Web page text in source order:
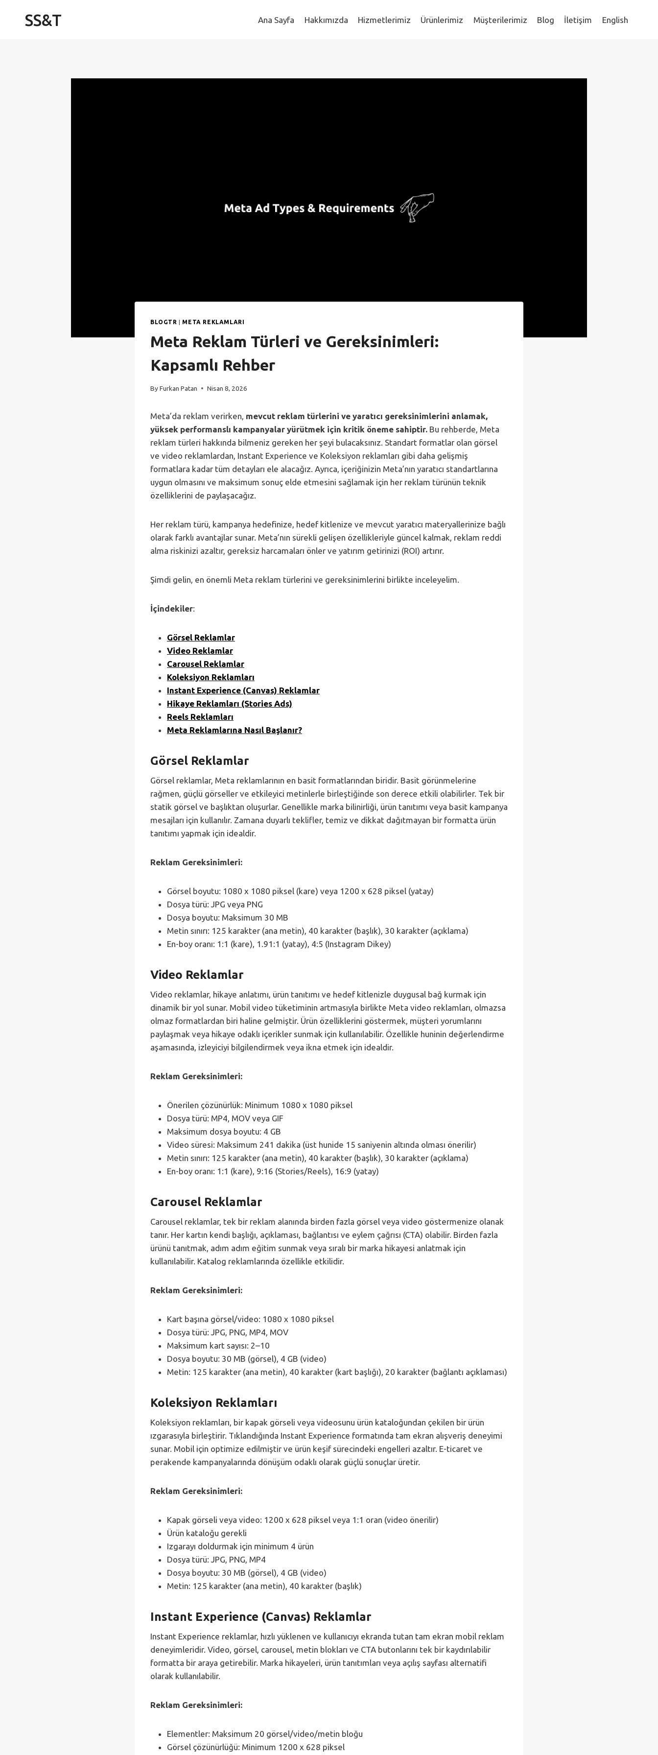
SS&T Ana Sayfa Hakkımızda Hizmetlerimiz Ürünlerimiz Müşterilerimiz Blog İletişim English
BLOGTR META REKLAMLARI
Meta Reklam Türleri ve Gereksinimleri:
Kapsamlı Rehber
ByFurkan Patan Nisan 8, 2026
Meta’da reklam verirken, mevcut reklam türlerini ve yaratıcı gereksinimlerini anlamak,
yüksek performanslı kampanyalar yürütmek için kritik öneme sahiptir. Bu rehberde, Meta
reklam türleri hakkında bilmeniz gereken her şeyi bulacaksınız. Standart formatlar olan görsel
ve video reklamlardan, Instant Experience ve Koleksiyon reklamları gibi daha gelişmiş
formatlara kadar tüm detayları ele alacağız. Ayrıca, içeriğinizin Meta’nın yaratıcı standartlarına
uygun olmasını ve maksimum sonuç elde etmesini sağlamak için her reklam türünün teknik
özelliklerini de paylaşacağız.
Her reklam türü, kampanya hedefinize, hedef kitlenize ve mevcut yaratıcı materyallerinize bağlı
olarak farklı avantajlar sunar. Meta’nın sürekli gelişen özellikleriyle güncel kalmak, reklam reddi
alma riskinizi azaltır, gereksiz harcamaları önler ve yatırım getirinizi (ROI) artırır.
Şimdi gelin, en önemli Meta reklam türlerini ve gereksinimlerini birlikte inceleyelim.
İçindekiler:
Görsel Reklamlar
Video Reklamlar
Carousel Reklamlar
Koleksiyon Reklamları
Instant Experience (Canvas) Reklamlar
Hikaye Reklamları (Stories Ads)
Reels Reklamları
Meta Reklamlarına Nasıl Başlanır?
Görsel Reklamlar
Görsel reklamlar, Meta reklamlarının en basit formatlarından biridir. Basit görünmelerine
rağmen, güçlü görseller ve etkileyici metinlerle birleştiğinde son derece etkili olabilirler. Tek bir
statik görsel ve başlıktan oluşurlar. Genellikle marka bilinirliği, ürün tanıtımı veya basit kampanya
mesajları için kullanılır. Zamana duyarlı teklifler, temiz ve dikkat dağıtmayan bir formatta ürün
tanıtımı yapmak için idealdir.
Reklam Gereksinimleri:
Görsel boyutu: 1080 x 1080 piksel (kare) veya 1200 x 628 piksel (yatay)
Dosya türü: JPG veya PNG
Dosya boyutu: Maksimum 30 MB
Metin sınırı: 125 karakter (ana metin), 40 karakter (başlık), 30 karakter (açıklama)
En-boy oranı: 1:1 (kare), 1.91:1 (yatay), 4:5 (Instagram Dikey)
Video Reklamlar
Video reklamlar, hikaye anlatımı, ürün tanıtımı ve hedef kitlenizle duygusal bağ kurmak için
dinamik bir yol sunar. Mobil video tüketiminin artmasıyla birlikte Meta video reklamları, olmazsa
olmaz formatlardan biri haline gelmiştir. Ürün özelliklerini göstermek, müşteri yorumlarını
paylaşmak veya hikaye odaklı içerikler sunmak için kullanılabilir. Özellikle huninin değerlendirme
aşamasında, izleyiciyi bilgilendirmek veya ikna etmek için idealdir.
Reklam Gereksinimleri:
Önerilen çözünürlük: Minimum 1080 x 1080 piksel
Dosya türü: MP4, MOV veya GIF
Maksimum dosya boyutu: 4 GB
Video süresi: Maksimum 241 dakika (üst hunide 15 saniyenin altında olması önerilir)
Metin sınırı: 125 karakter (ana metin), 40 karakter (başlık), 30 karakter (açıklama)
En-boy oranı: 1:1 (kare), 9:16 (Stories/Reels), 16:9 (yatay)
Carousel Reklamlar
Carousel reklamlar, tek bir reklam alanında birden fazla görsel veya video göstermenize olanak
tanır. Her kartın kendi başlığı, açıklaması, bağlantısı ve eylem çağrısı (CTA) olabilir. Birden fazla
ürünü tanıtmak, adım adım eğitim sunmak veya sıralı bir marka hikayesi anlatmak için
kullanılabilir. Katalog reklamlarında özellikle etkilidir.
Reklam Gereksinimleri:
Kart başına görsel/video: 1080 x 1080 piksel
Dosya türü: JPG, PNG, MP4, MOV
Maksimum kart sayısı: 2–10
Dosya boyutu: 30 MB (görsel), 4 GB (video)
Metin: 125 karakter (ana metin), 40 karakter (kart başlığı), 20 karakter (bağlantı açıklaması)
Koleksiyon Reklamları
Koleksiyon reklamları, bir kapak görseli veya videosunu ürün kataloğundan çekilen bir ürün
ızgarasıyla birleştirir. Tıklandığında Instant Experience formatında tam ekran alışveriş deneyimi
sunar. Mobil için optimize edilmiştir ve ürün keşif sürecindeki engelleri azaltır. E-ticaret ve
perakende kampanyalarında dönüşüm odaklı olarak güçlü sonuçlar üretir.
Reklam Gereksinimleri:
Kapak görseli veya video: 1200 x 628 piksel veya 1:1 oran (video önerilir)
Ürün kataloğu gerekli
Izgarayı doldurmak için minimum 4 ürün
Dosya türü: JPG, PNG, MP4
Dosya boyutu: 30 MB (görsel), 4 GB (video)
Metin: 125 karakter (ana metin), 40 karakter (başlık)
Instant Experience (Canvas) Reklamlar
Instant Experience reklamlar, hızlı yüklenen ve kullanıcıyı ekranda tutan tam ekran mobil reklam
deneyimleridir. Video, görsel, carousel, metin blokları ve CTA butonlarını tek bir kaydırılabilir
formatta bir araya getirebilir. Marka hikayeleri, ürün tanıtımları veya açılış sayfası alternatifi
olarak kullanılabilir.
Reklam Gereksinimleri:
Elementler: Maksimum 20 görsel/video/metin bloğu
Görsel çözünürlüğü: Minimum 1200 x 628 piksel